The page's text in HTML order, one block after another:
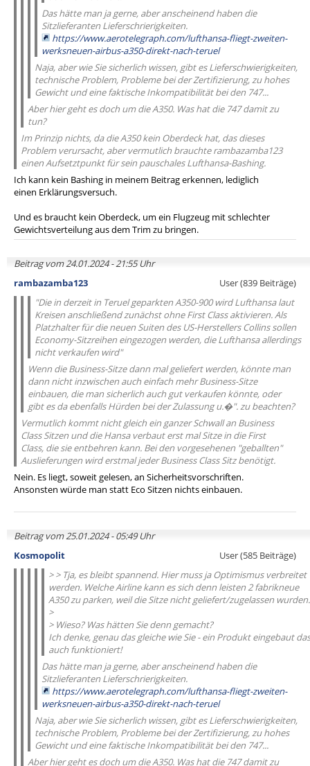
Das hätte man ja gerne, aber anscheinend haben die
Sitzlieferanten Lieferschrierigkeiten.
https://www.aerotelegraph.com/lufthansa-fliegt-zweiten-
werksneuen-airbus-a350-direkt-nach-teruel
Naja, aber wie Sie sicherlich wissen, gibt es Lieferschwierigkeiten,
technische Problem, Probleme bei der Zertifizierung, zu hohes
Gewicht und eine faktische Inkompatibilität bei den 747...
Aber hier geht es doch um die A350. Was hat die 747 damit zu
tun?
Im Prinzip nichts, da die A350 kein Oberdeck hat, das dieses
Problem verursacht, aber vermutlich brauchte rambazamba123
einen Aufsetztpunkt für sein pauschales Lufthansa-Bashing.
Ich kann kein Bashing in meinem Beitrag erkennen, lediglich
einen Erklärungsversuch.
Und es braucht kein Oberdeck, um ein Flugzeug mit schlechter
Gewichtsverteilung aus dem Trim zu bringen.
Beitrag vom 24.01.2024 - 21:55 Uhr
rambazamba123
User (839 Beiträge)
"Die in derzeit in Teruel geparkten A350-900 wird Lufthansa laut
Kreisen anschließend zunächst ohne First Class aktivieren. Als
Platzhalter für die neuen Suiten des US-Herstellers Collins sollen
Economy-Sitzreihen eingezogen werden, die Lufthansa allerdings
nicht verkaufen wird"
Wenn die Business-Sitze dann mal geliefert werden, könnte man
dann nicht inzwischen auch einfach mehr Business-Sitze
einbauen, die man sicherlich auch gut verkaufen könnte, oder
gibt es da ebenfalls Hürden bei der Zulassung u.�". zu beachten?
Vermutlich kommt nicht gleich ein ganzer Schwall an Business
Class Sitzen und die Hansa verbaut erst mal Sitze in die First
Class, die sie entbehren kann. Bei den vorgesehenen "geballten"
Auslieferungen wird erstmal jeder Business Class Sitz benötigt.
Nein. Es liegt, soweit gelesen, an Sicherheitsvorschriften.
Ansonsten würde man statt Eco Sitzen nichts einbauen.
Beitrag vom 25.01.2024 - 05:49 Uhr
Kosmopolit
User (585 Beiträge)
> > Tja, es bleibt spannend. Hier muss ja Optimismus verbreitet
werden. Welche Airline kann es sich denn leisten 2 fabrikneue
A350 zu parken, weil die Sitze nicht geliefert/zugelassen wurden.
>
> Wieso? Was hätten Sie denn gemacht?
Ich denke, genau das gleiche wie Sie - ein Produkt eingebaut das
auch funktioniert!
Das hätte man ja gerne, aber anscheinend haben die
Sitzlieferanten Lieferschrierigkeiten.
https://www.aerotelegraph.com/lufthansa-fliegt-zweiten-
werksneuen-airbus-a350-direkt-nach-teruel
Naja, aber wie Sie sicherlich wissen, gibt es Lieferschwierigkeiten,
technische Problem, Probleme bei der Zertifizierung, zu hohes
Gewicht und eine faktische Inkompatibilität bei den 747...
Aber hier geht es doch um die A350. Was hat die 747 damit zu